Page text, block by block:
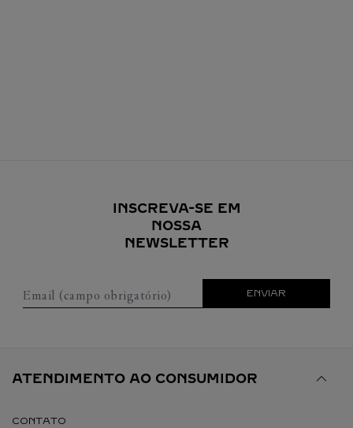
INSCREVA-SE EM
NOSSA
NEWSLETTER
Email (campo obrigatório) ENVIAR
ATENDIMENTO AO CONSUMIDOR
CONTATO